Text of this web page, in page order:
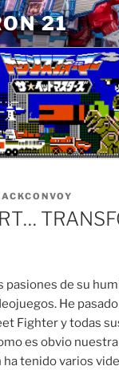
21
pasiones de su
He
Fighter y todas
es obvio
tenido varios